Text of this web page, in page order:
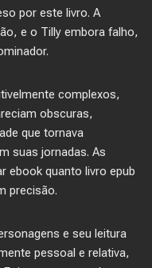
por este livro. A
e o Tilly embora falho,
complexos,
obscuras,
que tornava
suas jornadas. As
ebook quanto livro epub
precisão.
e seu leitura
pessoal e relativa,